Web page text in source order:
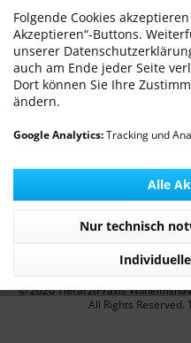
stellt sich vor
Praxis Service
Informationen
Service Hotline
Unsere Zahlungsarten
© 2026 TierarztPraxis
All Rights Reserved.
Folgende Cookies
Akzeptieren“-Buttons.
unserer
auch am Ende jeder Seite
Dort können Sie Ihre
ändern.
Google Analytics:Tracking und
Nur technisch
Alle